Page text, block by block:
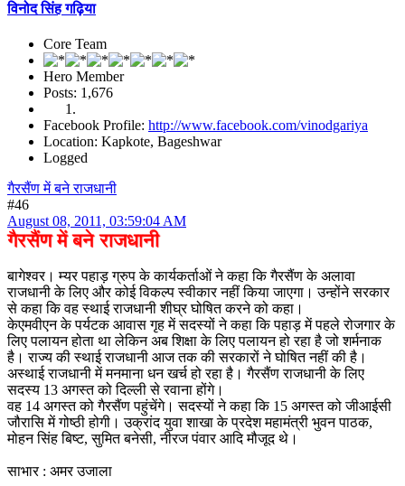
विनोद सिंह गढ़िया
Core Team
Hero Member
Posts: 1,676
Facebook Profile: http://www.facebook.com/vinodgariya
Location: Kapkote, Bageshwar
Logged
गैरसैंण में बने राजधानी
#46
August 08, 2011, 03:59:04 AM
गैरसैंण में बने राजधानी
बागेश्वर। म्यर पहाड़ ग्रुप के कार्यकर्ताओं ने कहा कि गैरसैंण के अलावा
राजधानी के लिए और कोई विकल्प स्वीकार नहीं किया जाएगा। उन्होंने सरकार
से कहा कि वह स्थाई राजधानी शीघ्र घोषित करने को कहा।
केएमवीएन के पर्यटक आवास गृह में सदस्यों ने कहा कि पहाड़ में पहले रोजगार के
लिए पलायन होता था लेकिन अब शिक्षा के लिए पलायन हो रहा है जो शर्मनाक
है। राज्य की स्थाई राजधानी आज तक की सरकारों ने घोषित नहीं की है।
अस्थाई राजधानी में मनमाना धन खर्च हो रहा है। गैरसैंण राजधानी के लिए
सदस्य 13 अगस्त को दिल्ली से रवाना होंगे।
वह 14 अगस्त को गैरसैंण पहुंचेंगे। सदस्यों ने कहा कि 15 अगस्त को जीआईसी
जौरासि में गोष्ठी होगी। उक्रांद युवा शाखा के प्रदेश महामंत्री भुवन पाठक,
मोहन सिंह बिष्ट, सुमित बनेसी, नीरज पंवार आदि मौजूद थे।
साभार : अमर उजाला